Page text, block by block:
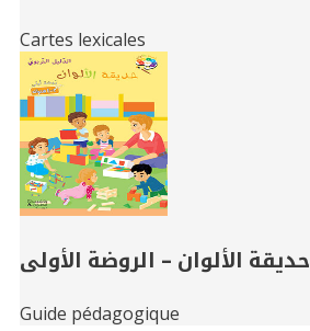
Cartes lexicales
حديقة الألوان – الروضة الأولى
Guide pédagogique